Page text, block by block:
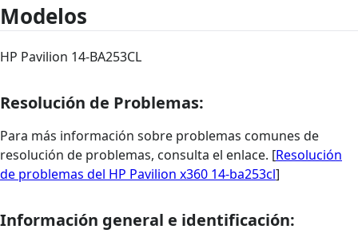
Modelos
HP Pavilion 14-BA253CL
Resolución de Problemas:
Para más información sobre problemas comunes de
resolución de problemas, consulta el enlace. [Resolución
de problemas del HP Pavilion x360 14-ba253cl]
Información general e identificación: